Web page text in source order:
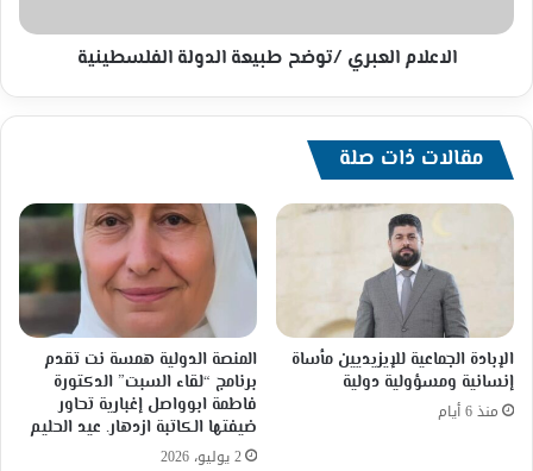
الاعلام العبري /توضح طبيعة الدولة الفلسطينية
مقالات ذات صلة
الإبادة الجماعية للإيزيديين مأساة
إنسانية ومسؤولية دولية
منذ 6 أيام
المنصة الدولية همسة نت تقدم
برنامج “لقاء السبت” الدكتورة
فاطمة ابوواصل إغبارية تحاور
ضيفتها الكاتبة ازدهار. عيد الحليم
2 يوليو، 2026